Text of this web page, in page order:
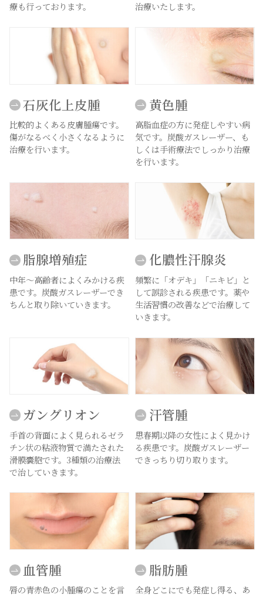
療も行っております。
治療いたします。
石灰化上皮腫
比較的よくある皮膚腫瘍です。
傷がなるべく小さくなるように
治療を行います。
黄色腫
高脂血症の方に発症しやすい病
気です。炭酸ガスレーザー、も
しくは手術療法でしっかり治療
を行います。
脂腺増殖症
中年～高齢者によくみかける疾
患です。炭酸ガスレーザーでき
ちんと取り除いていきます。
化膿性汗腺炎
頻繁に「オデキ」「ニキビ」と
して誤診される疾患です。薬や
生活習慣の改善などで治療して
いきます。
ガングリオン
手首の背面によく見られるゼラ
チン状の粘液物質で満たされた
滑膜嚢胞です。3種類の治療法
で治していきます。
汗管腫
思春期以降の女性によく見かけ
る疾患です。炭酸ガスレーザー
できっちり切り取ります。
血管腫
唇の青赤色の小腫瘍のことを言
脂肪腫
全身どこにでも発症し得る、あ